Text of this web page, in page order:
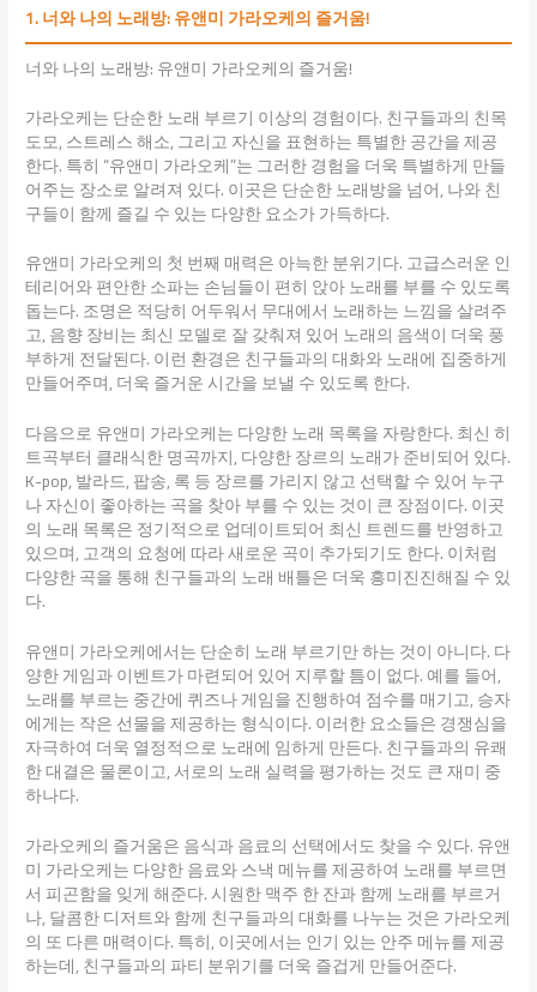
1. 너와 나의 노래방: 유앤미 가라오케의 즐거움!
너와 나의 노래방: 유앤미 가라오케의 즐거움!
가라오케는 단순한 노래 부르기 이상의 경험이다. 친구들과의 친목
도모, 스트레스 해소, 그리고 자신을 표현하는 특별한 공간을 제공
한다. 특히 “유앤미 가라오케”는 그러한 경험을 더욱 특별하게 만들
어주는 장소로 알려져 있다. 이곳은 단순한 노래방을 넘어, 나와 친
구들이 함께 즐길 수 있는 다양한 요소가 가득하다.
유앤미 가라오케의 첫 번째 매력은 아늑한 분위기다. 고급스러운 인
테리어와 편안한 소파는 손님들이 편히 앉아 노래를 부를 수 있도록
돕는다. 조명은 적당히 어두워서 무대에서 노래하는 느낌을 살려주
고, 음향 장비는 최신 모델로 잘 갖춰져 있어 노래의 음색이 더욱 풍
부하게 전달된다. 이런 환경은 친구들과의 대화와 노래에 집중하게
만들어주며, 더욱 즐거운 시간을 보낼 수 있도록 한다.
다음으로 유앤미 가라오케는 다양한 노래 목록을 자랑한다. 최신 히
트곡부터 클래식한 명곡까지, 다양한 장르의 노래가 준비되어 있다.
K-pop, 발라드, 팝송, 록 등 장르를 가리지 않고 선택할 수 있어 누구
나 자신이 좋아하는 곡을 찾아 부를 수 있는 것이 큰 장점이다. 이곳
의 노래 목록은 정기적으로 업데이트되어 최신 트렌드를 반영하고
있으며, 고객의 요청에 따라 새로운 곡이 추가되기도 한다. 이처럼
다양한 곡을 통해 친구들과의 노래 배틀은 더욱 흥미진진해질 수 있
다.
유앤미 가라오케에서는 단순히 노래 부르기만 하는 것이 아니다. 다
양한 게임과 이벤트가 마련되어 있어 지루할 틈이 없다. 예를 들어,
노래를 부르는 중간에 퀴즈나 게임을 진행하여 점수를 매기고, 승자
에게는 작은 선물을 제공하는 형식이다. 이러한 요소들은 경쟁심을
자극하여 더욱 열정적으로 노래에 임하게 만든다. 친구들과의 유쾌
한 대결은 물론이고, 서로의 노래 실력을 평가하는 것도 큰 재미 중
하나다.
가라오케의 즐거움은 음식과 음료의 선택에서도 찾을 수 있다. 유앤
미 가라오케는 다양한 음료와 스낵 메뉴를 제공하여 노래를 부르면
서 피곤함을 잊게 해준다. 시원한 맥주 한 잔과 함께 노래를 부르거
나, 달콤한 디저트와 함께 친구들과의 대화를 나누는 것은 가라오케
의 또 다른 매력이다. 특히, 이곳에서는 인기 있는 안주 메뉴를 제공
하는데, 친구들과의 파티 분위기를 더욱 즐겁게 만들어준다.